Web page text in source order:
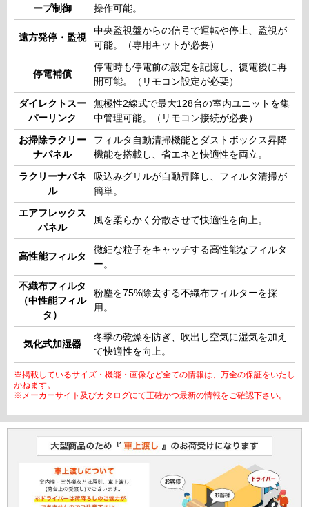
ープ制御
操作可能。
遠方発停・監視
中央監視盤からの信号で運転や停止、監視が
可能。（専用キットが必要）
停電補償
停電時も停電前の設定を記憶し、復電後に再
開可能。（リモコン設定が必要）
ダイレクトスー
パーリンク
無極性2線式で最大128台の室内ユニットを集
中管理可能。（リモコン接続が必要）
お掃除ラクリー
ナパネル
フィルタ自動清掃機能とダストボックス昇降
機能を搭載し、省エネと快適性を両立。
ラクリーナパネ
ル
吸込みグリルが自動昇降し、フィルタ清掃が
簡単。
エアフレックス
パネル
風を柔らかく分散させて快適性を向上。
高性能フィルタ
微細な粒子をキャッチする高性能なフィルタ
ー。
不織布フィルタ
（中性能フィル
タ）
粉塵を75%除去する不織布フィルターを採
用。
気化式加湿器
冬季の乾燥を防ぎ、吹出し空気に湿気を加え
て快適性を向上。
※掲載しているサイズ・機能・画像など全ての情報は、万全の保証をいたし
かねます。
※メーカーサイト及びカタログにて正確かつ最新の情報をご確認下さい。